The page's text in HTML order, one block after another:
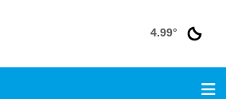
4.99°